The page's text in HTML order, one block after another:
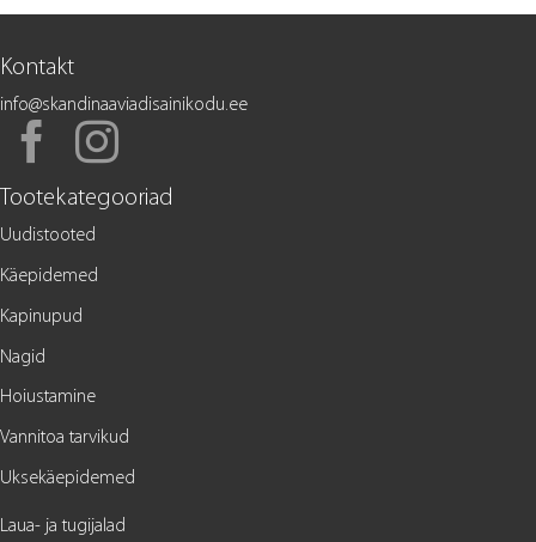
Kontakt
info@skandinaaviadisainikodu.ee
Tootekategooriad
Uudistooted
Käepidemed
Kapinupud
Nagid
Hoiustamine
Vannitoa tarvikud
Uksekäepidemed
Laua- ja tugijalad